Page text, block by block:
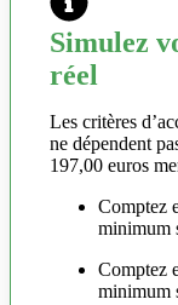
Simulez
réel
Les critères
ne dépendent
197,00 euros
Comptez
minimum
Comptez
minimum